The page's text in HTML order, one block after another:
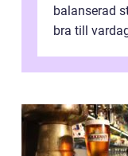
balanserad
bra till